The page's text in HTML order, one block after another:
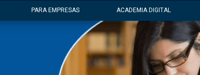
PARA EMPRESAS ACADEMIA DIGITAL